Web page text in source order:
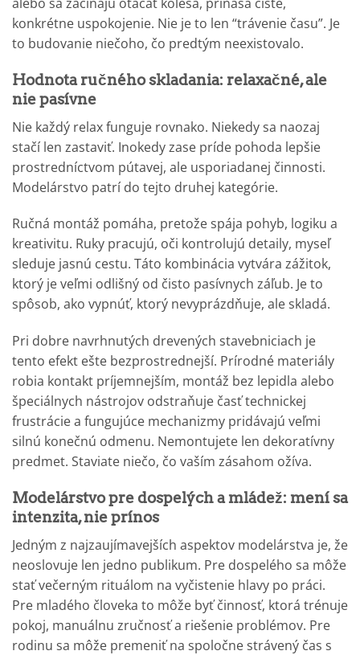
konkrétne uspokojenie. Nie je to len “trávenie času”. Je
to budovanie niečoho, čo predtým neexistovalo.
Hodnota ručného skladania: relaxačné, ale
nie pasívne
Nie každý relax funguje rovnako. Niekedy sa naozaj
stačí len zastaviť. Inokedy zase príde pohoda lepšie
prostredníctvom pútavej, ale usporiadanej činnosti.
Modelárstvo patrí do tejto druhej kategórie.
Ručná montáž pomáha, pretože spája pohyb, logiku a
kreativitu. Ruky pracujú, oči kontrolujú detaily, myseľ
sleduje jasnú cestu. Táto kombinácia vytvára zážitok,
ktorý je veľmi odlišný od čisto pasívnych záľub. Je to
spôsob, ako vypnúť, ktorý nevyprázdňuje, ale skladá.
Pri dobre navrhnutých drevených stavebniciach je
tento efekt ešte bezprostrednejší. Prírodné materiály
robia kontakt príjemnejším, montáž bez lepidla alebo
špeciálnych nástrojov odstraňuje časť technickej
frustrácie a fungujúce mechanizmy pridávajú veľmi
silnú konečnú odmenu. Nemontujete len dekoratívny
predmet. Staviate niečo, čo vaším zásahom ožíva.
Modelárstvo pre dospelých a mládež: mení sa
intenzita, nie prínos
Jedným z najzaujímavejších aspektov modelárstva je, že
neoslovuje len jedno publikum. Pre dospelého sa môže
stať večerným rituálom na vyčistenie hlavy po práci.
Pre mladého človeka to môže byť činnosť, ktorá trénuje
pokoj, manuálnu zručnosť a riešenie problémov. Pre
rodinu sa môže premeniť na spoločne strávený čas s